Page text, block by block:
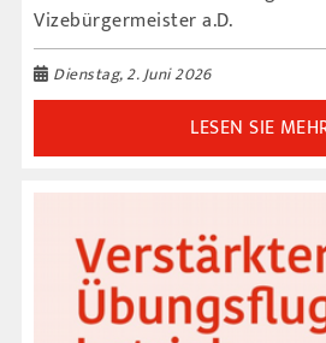
Vizebürgermeister a.D.
Dienstag, 2. Juni 2026
LESEN SIE